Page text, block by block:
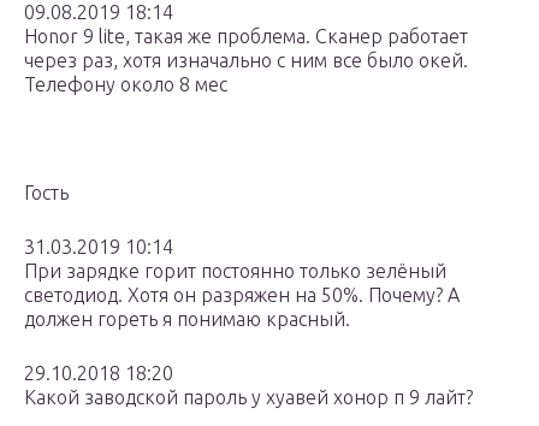
09.08.2019 18:14
Honor 9 lite, такая же проблема. Сканер работает
через раз, хотя изначально с ним все было окей.
Телефону около 8 мес
Гость
31.03.2019 10:14
При зарядке горит постоянно только зелёный
светодиод. Хотя он разряжен на 50%. Почему? А
должен гореть я понимаю красный.
29.10.2018 18:20
Какой заводской пароль у хуавей хонор п 9 лайт?